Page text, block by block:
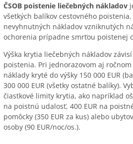
ČSOB poistenie liečebných nákladov
všetkých balíkov cestovného
nevyhnutných nákladov vzniknutých
ochorenia prípadne smrťou poistenej
Výška krytia liečebných nákladov
poistenia. Pri jednorazovom aj
náklady kryté do výšky 150 000 EUR
300 000 EUR (všetky ostatné balíky).
čiastkové limity krytia, ako napríklad
na poistnú udalosť, 400 EUR na
pomôcky (350 EUR za kus) alebo
osoby (90 EUR/noc/os.).